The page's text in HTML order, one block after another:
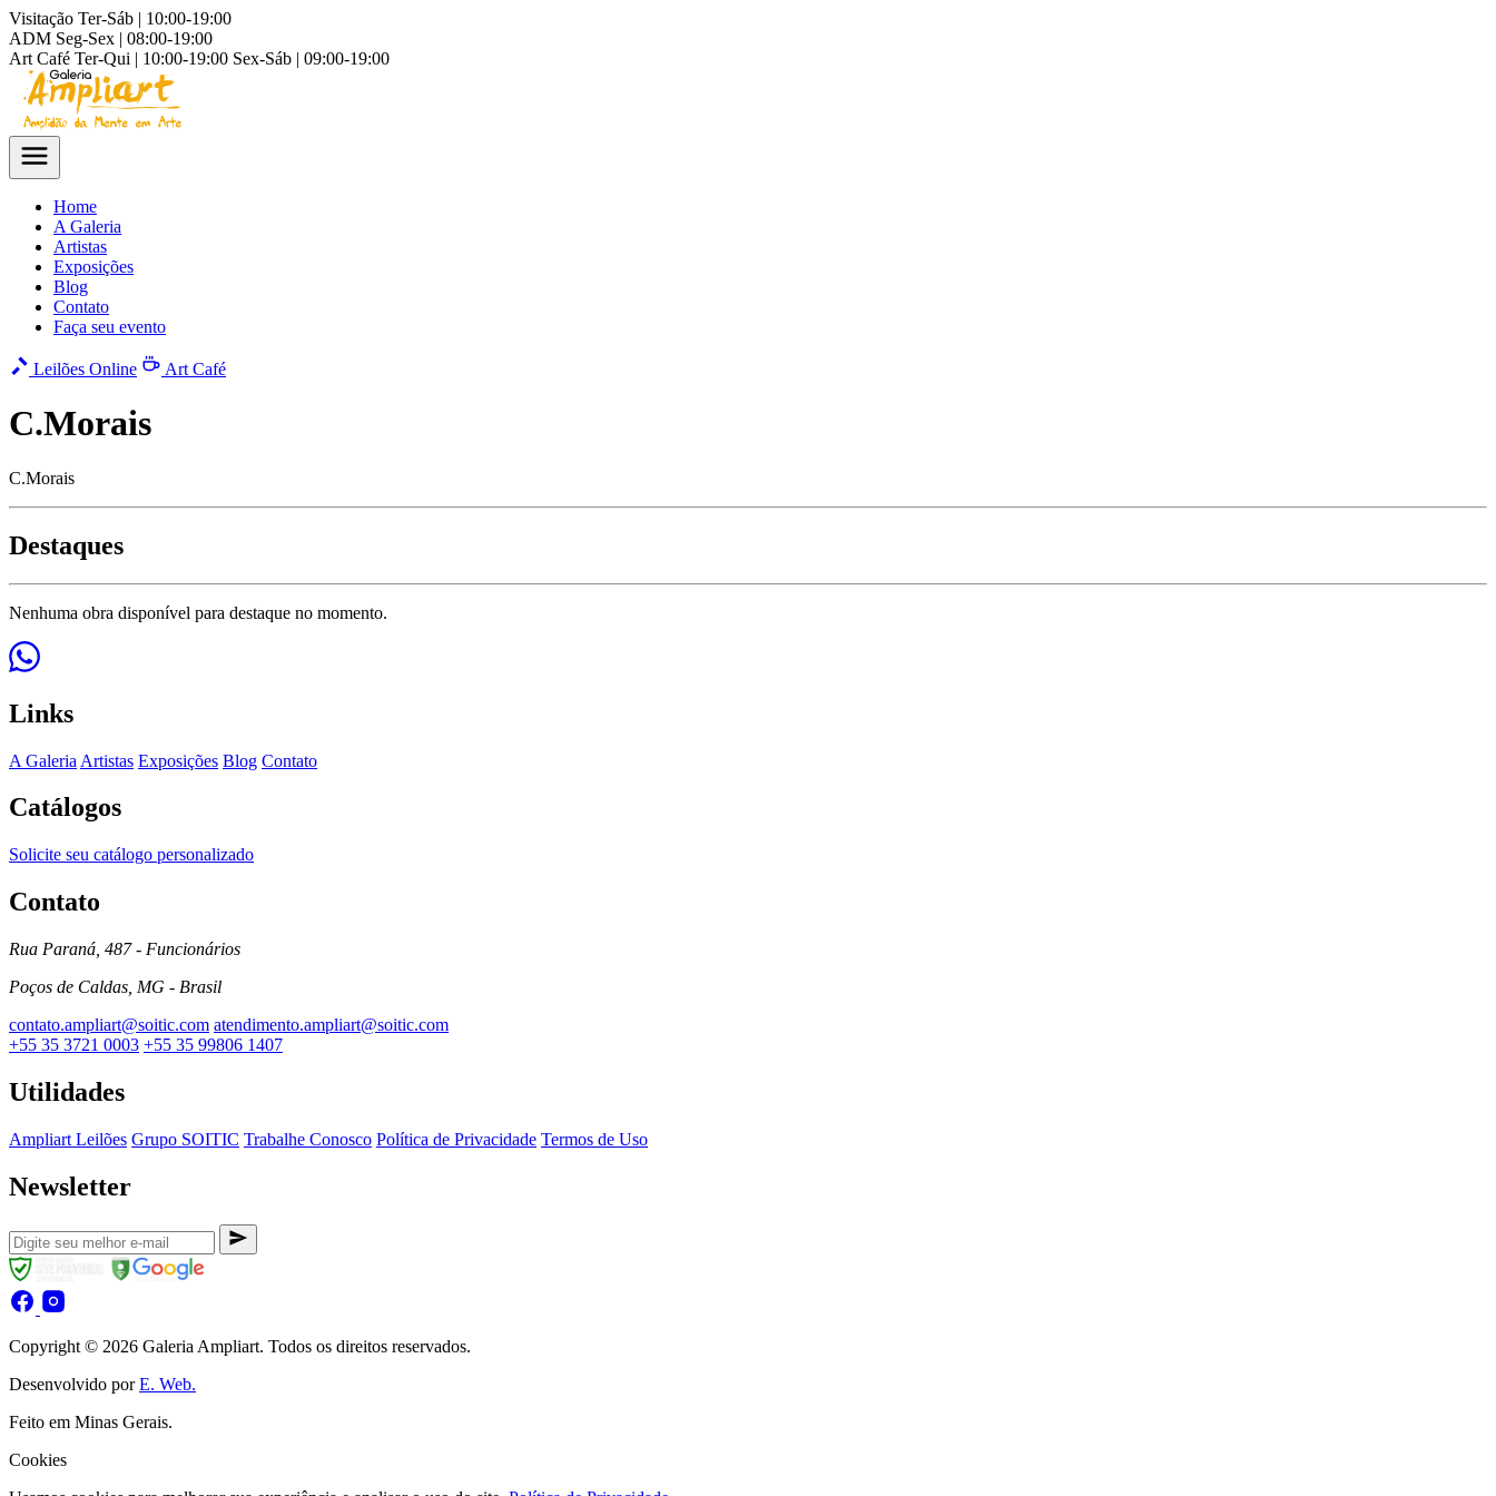
Visitação Ter-Sáb | 10:00-19:00
ADM Seg-Sex | 08:00-19:00
Art Café Ter-Qui | 10:00-19:00 Sex-Sáb | 09:00-19:00
Home
A Galeria
Artistas
Exposições
Blog
Contato
Faça seu evento
Leilões Online Art Café
C.Morais
C.Morais
Destaques
Nenhuma obra disponível para destaque no momento.
Links
A Galeria Artistas Exposições Blog Contato
Catálogos
Solicite seu catálogo personalizado
Contato
Rua Paraná, 487 - Funcionários
Poços de Caldas, MG - Brasil
contato.ampliart@soitic.com atendimento.ampliart@soitic.com
+55 35 3721 0003 +55 35 99806 1407
Utilidades
Ampliart Leilões Grupo SOITIC Trabalhe Conosco Política de Privacidade Termos de Uso
Newsletter
Copyright © 2026 Galeria Ampliart. Todos os direitos reservados.
Desenvolvido porE. Web.
Feito em Minas Gerais.
Cookies